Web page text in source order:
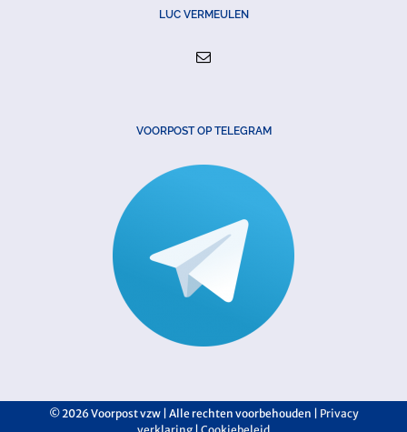
LUC VERMEULEN
VOORPOST OP TELEGRAM
©2026 Voorpost vzw | Alle rechten voorbehouden | Privacy